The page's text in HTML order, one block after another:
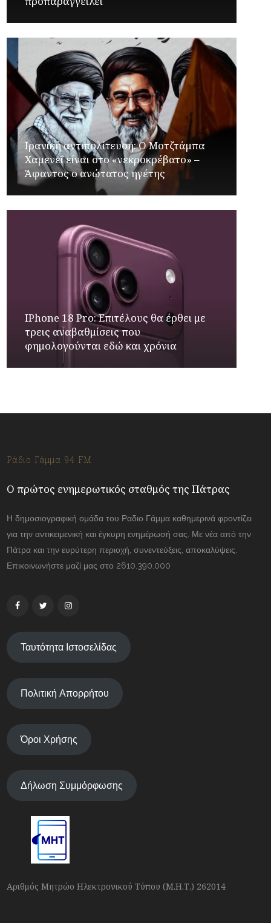
Ιρανική αντιπολίτευση: Ο Μοτζτάμπα
Χαμενεΐ είναι στο «νεκροκρέβατο» –
Άφαντος ο ανώτατος ηγέτης
IPhone 18 Pro: Επιτέλους θα έρθει με
τρεις αναβαθμίσεις που
φημολογούνται εδώ και χρόνια
Ράδιο Γάμμα 94 FM
Ο πρώτος ενημερωτικός σταθμός της Πάτρας
Η δημοσιογραφική ομάδα του Ραδιο Γάμμα καθημερινά φροντίζει
για την αντικειμενική και έγκυρη ενημέρωσή σας. Με νέα από την
Πάτρα και την ευρύτερη περιοχή, συνεντεύξεις, αποκαλύψεις.
Επικοινωνήστε μαζί μας στο 2610.390.000
Ταυτότητα Ιστοσελίδας
Πολιτική Απορρήτου
Όροι Χρήσης
Δήλωση Συμμόρφωσης
Αριθμός Μητρώο Ηλεκτρονικού Τύπου (Μ.Η.Τ.) 262014